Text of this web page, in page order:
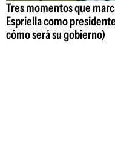
Tres momentos que
Espriella como
cómo será su gobierno)